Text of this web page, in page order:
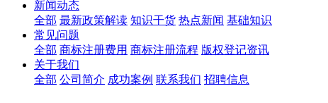
新闻动态
全部 最新政策解读 知识干货 热点新闻 基础知识
常见问题
全部 商标注册费用 商标注册流程 版权登记资讯
关于我们
全部 公司简介 成功案例 联系我们 招聘信息